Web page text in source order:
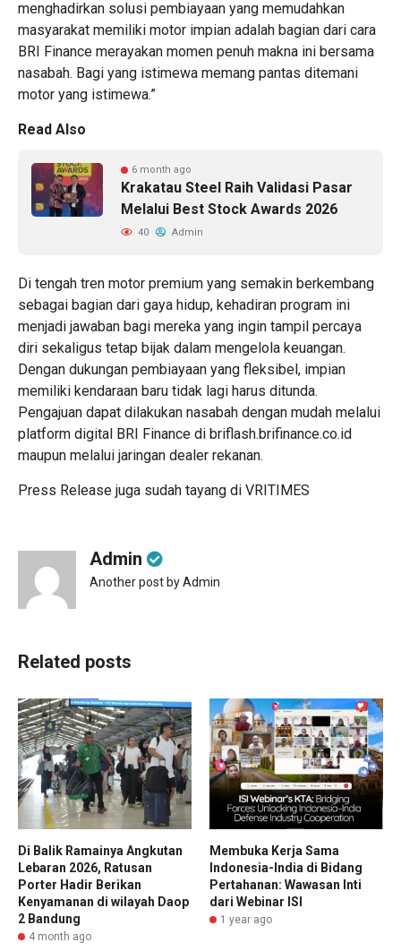
menghadirkan solusi pembiayaan yang memudahkan
masyarakat memiliki motor impian adalah bagian dari cara
BRI Finance merayakan momen penuh makna ini bersama
nasabah. Bagi yang istimewa memang pantas ditemani
motor yang istimewa.”
Read Also
6 month ago
Krakatau Steel Raih Validasi Pasar
Melalui Best Stock Awards 2026
40 Admin
Di tengah tren motor premium yang semakin berkembang
sebagai bagian dari gaya hidup, kehadiran program ini
menjadi jawaban bagi mereka yang ingin tampil percaya
diri sekaligus tetap bijak dalam mengelola keuangan.
Dengan dukungan pembiayaan yang fleksibel, impian
memiliki kendaraan baru tidak lagi harus ditunda.
Pengajuan dapat dilakukan nasabah dengan mudah melalui
platform digital BRI Finance di briflash.brifinance.co.id
maupun melalui jaringan dealer rekanan.
Press Release juga sudah tayang di VRITIMES
Admin
Another post by Admin
Related posts
Di Balik Ramainya Angkutan
Lebaran 2026, Ratusan
Porter Hadir Berikan
Kenyamanan di wilayah Daop
2 Bandung
4 month ago
Membuka Kerja Sama
Indonesia-India di Bidang
Pertahanan: Wawasan Inti
dari Webinar ISI
1 year ago